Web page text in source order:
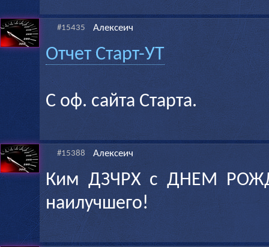
#15435 Алексеич
Отчет Старт-УТ
С оф. сайта Старта.
#15388 Алексеич
Ким ДЗЧРХ с ДНЕМ
наилучшего!